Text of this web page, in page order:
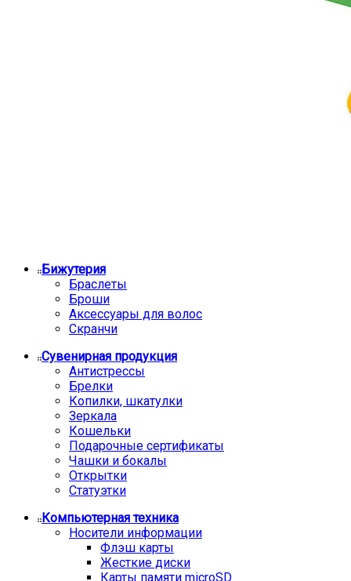
Бижутерия
Браслеты
Броши
Аксессуары для волос
Скранчи
Сувенирная продукция
Антистрессы
Брелки
Копилки, шкатулки
Зеркала
Кошельки
Подарочные сертификаты
Чашки и бокалы
Открытки
Статуэтки
Компьютерная техника
Носители информации
Флэш карты
Жесткие диски
Карты памяти microSD